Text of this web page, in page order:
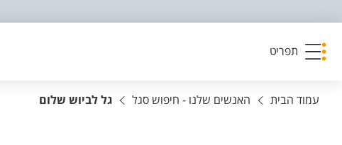
תפריט
עמוד הבית האנשים שלנו - חיפוש סגל גל לביוש שלום